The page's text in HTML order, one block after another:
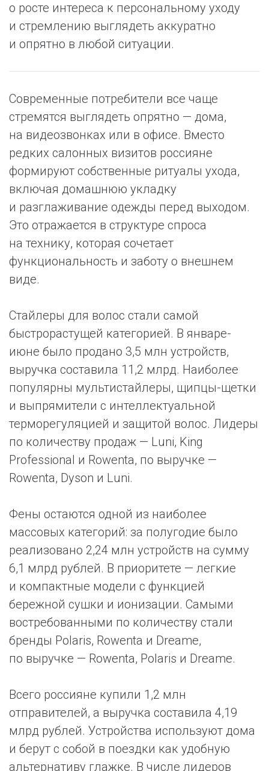
о росте интереса к персональному уходу
и стремлению выглядеть аккуратно
и опрятно в любой ситуации.
Современные потребители все чаще
стремятся выглядеть опрятно — дома,
на видеозвонках или в офисе. Вместо
редких салонных визитов россияне
формируют собственные ритуалы ухода,
включая домашнюю укладку
и разглаживание одежды перед выходом.
Это отражается в структуре спроса
на технику, которая сочетает
функциональность и заботу о внешнем
виде.
Стайлеры для волос стали самой
быстрорастущей категорией. В январе-
июне было продано 3,5 млн устройств,
выручка составила 11,2 млрд. Наиболее
популярны мультистайлеры, щипцы-щетки
и выпрямители с интеллектуальной
терморегуляцией и защитой волос. Лидеры
по количеству продаж — Luni, King
Professional и Rowenta, по выручке —
Rowenta, Dyson и Luni.
Фены остаются одной из наиболее
массовых категорий: за полугодие было
реализовано 2,24 млн устройств на сумму
6,1 млрд рублей. В приоритете — легкие
и компактные модели с функцией
бережной сушки и ионизации. Самыми
востребованными по количеству стали
бренды Polaris, Rowenta и Dreame,
по выручке — Rowenta, Polaris и Dreame.
Всего россияне купили 1,2 млн
отправителей, а выручка составила 4,19
млрд рублей. Устройства используют дома
и берут с собой в поездки как удобную
альтернативу глажке. В числе лидеров